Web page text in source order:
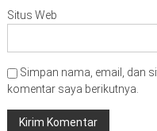
Situs Web
Simpan nama, email, dan
komentar saya berikutnya.